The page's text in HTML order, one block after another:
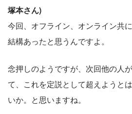
塚本さん)
今回、オフライン、オンライン共
結構あったと思うんですよ。
念押しのようですが、次回他の人
て、これを定説として超えようと
いか。と思いますね。